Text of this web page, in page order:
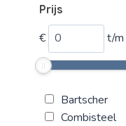
Prijs
€ t/m
Bartscher
Combisteel